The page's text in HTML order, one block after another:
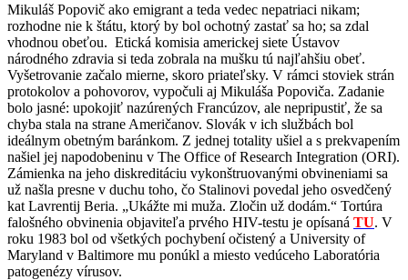
Mikuláš Popovič ako emigrant a teda vedec nepatriaci nikam;
rozhodne nie k štátu, ktorý by bol ochotný zastať sa ho; sa zdal
vhodnou obeťou. Etická komisia americkej siete Ústavov
národného zdravia si teda zobrala na mušku tú najľahšiu obeť.
Vyšetrovanie začalo mierne, skoro priateľsky. V rámci stoviek strán
protokolov a pohovorov, vypočuli aj Mikuláša Popoviča. Zadanie
bolo jasné: upokojiť nazúrených Francúzov, ale nepripustiť, že sa
chyba stala na strane Američanov. Slovák v ich službách bol
ideálnym obetným baránkom. Z jednej totality ušiel a s prekvapením
našiel jej napodobeninu v The Office of Research Integration (ORI).
Zámienka na jeho diskreditáciu vykonštruovanými obvineniami sa
už našla presne v duchu toho, čo Stalinovi povedal jeho osvedčený
kat Lavrentij Beria. „Ukážte mi muža. Zločin už dodám.“ Tortúra
falošného obvinenia objaviteľa prvého HIV-testu je opísaná TU. V
roku 1983 bol od všetkých pochybení očistený a University of
Maryland v Baltimore mu ponúkl a miesto vedúceho Laboratória
patogenézy vírusov.